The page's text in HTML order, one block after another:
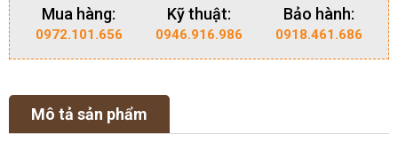
Mua hàng:
0972.101.656
Kỹ thuật:
0946.916.986
Bảo hành:
0918.461.686
Mô tả sản phẩm